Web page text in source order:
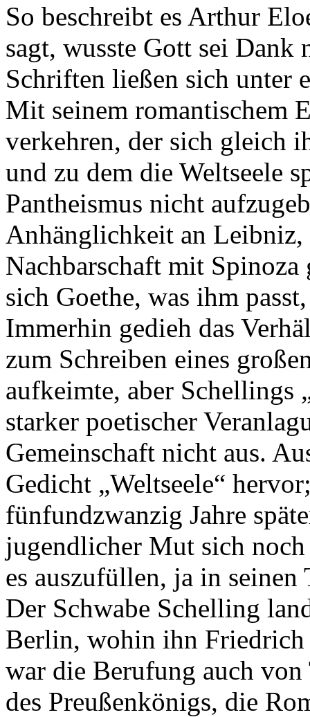
So beschreibt es Arthur
sagt, wusste Gott sei Dank
Schriften ließen sich unter
Mit seinem romantischem
verkehren, der sich gleich
und zu dem die Weltseele
Pantheismus nicht
Anhänglichkeit an
Nachbarschaft mit
sich Goethe, was ihm
Immerhin gedieh das
zum Schreiben eines
aufkeimte, aber Schellings
starker poetischer
Gemeinschaft nicht aus.
Gedicht „Weltseele“
fünfundzwanzig Jahre
jugendlicher Mut sich
es auszufüllen, ja in
Der Schwabe Schelling
Berlin, wohin ihn
war die Berufung auch
des Preußenkönigs, die